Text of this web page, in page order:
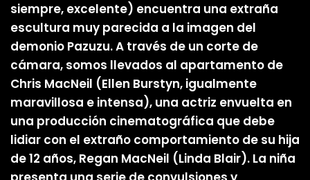
siempre, excelente) encuentra una extraña
escultura muy parecida a la imagen del
demonio Pazuzu. A través de un corte de
cámara, somos llevados al apartamento de
Chris MacNeil (Ellen Burstyn, igualmente
maravillosa e intensa), una actriz envuelta en
una producción cinematográfica que debe
lidiar con el extraño comportamiento de su hija
de 12 años, Regan MacNeil (Linda Blair). La niña